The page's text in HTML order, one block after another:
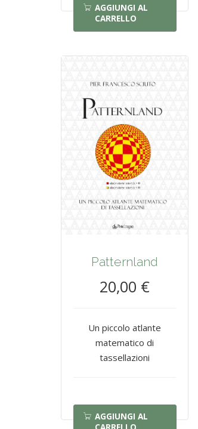
AGGIUNGI AL
CARRELLO
Patternland
20,00 €
Un piccolo atlante
matematico di
tassellazioni
AGGIUNGI AL